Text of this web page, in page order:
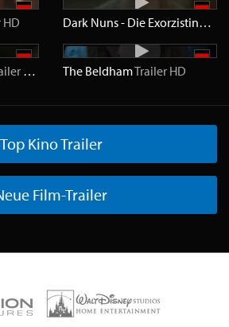
HD Dark Nuns - Die Exorzistinnen
HD The BeldhamTrailer HD
Top Kino Trailer
Film-Trailer